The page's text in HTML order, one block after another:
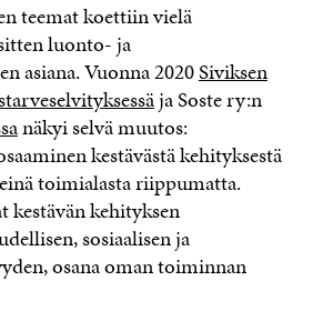
teemat koettiin vielä
luonto- ja
asiana. Vuonna 2020Siviksen
ja Soste ry:n
näkyi selvä muutos:
kestävästä kehityksestä
toimialasta riippumatta.
kestävän kehityksen
sosiaalisen ja
osana oman toiminnan